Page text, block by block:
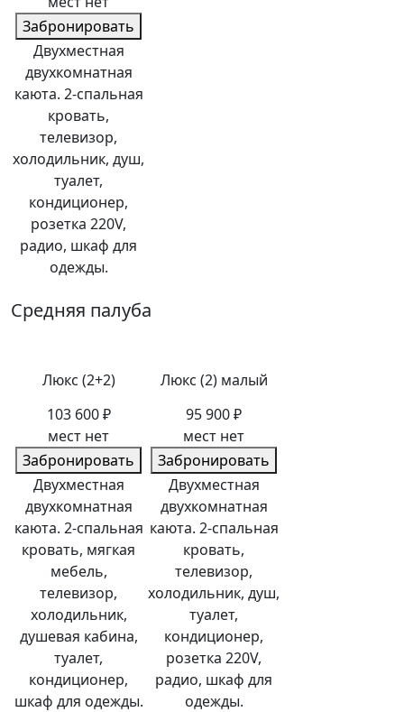
Забронировать
Двухместная
двухкомнатная
каюта. 2-спальная
кровать,
телевизор,
холодильник, душ,
туалет,
кондиционер,
розетка 220V,
радио, шкаф для
одежды.
Средняя палуба
Люкс (2+2)
103 600 ₽
мест нет
Забронировать
Двухместная
двухкомнатная
каюта. 2-спальная
кровать, мягкая
мебель,
телевизор,
холодильник,
душевая кабина,
туалет,
кондиционер,
шкаф для одежды.
Люкс (2) малый
95 900 ₽
мест нет
Забронировать
Двухместная
двухкомнатная
каюта. 2-спальная
кровать,
телевизор,
холодильник, душ,
туалет,
кондиционер,
розетка 220V,
радио, шкаф для
одежды.